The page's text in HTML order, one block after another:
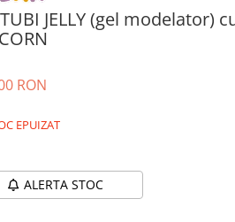
TUBI JELLY (gel modelator)
RON
EPUIZAT
ALERTA STOC